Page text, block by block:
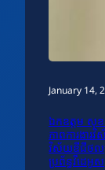
January 14,
ឯកឧត្តម សុខ
ភាពការងារ
វិស័យឌីជីថល
ប្រព័ន្ធវីដេអូ